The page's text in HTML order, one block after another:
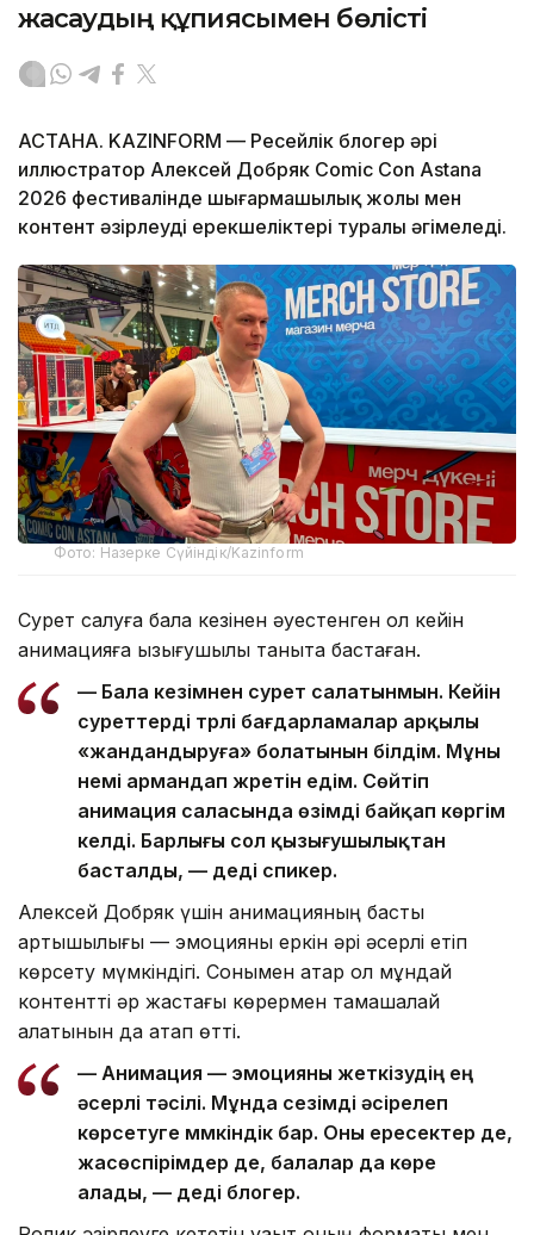
жасаудың құпиясымен бөлісті
АСТАНА. KAZINFORM — Ресейлік блогер әрі
иллюстратор Алексей Добряк Comic Con Astana
2026 фестивалінде шығармашылық жолы мен
контент әзірлеудің ерекшеліктері туралы әңгімеледі.
Фото: Назерке Сүйіндік/Kazinform
Сурет салуға бала кезінен әуестенген ол кейін
анимацияға қызығушылық таныта бастаған.
— Бала кезімнен сурет салатынмын. Кейін
суреттерді түрлі бағдарламалар арқылы
«жандандыруға» болатынын білдім. Мұны
үнемі армандап жүретін едім. Сөйтіп
анимация саласында өзімді байқап көргім
келді. Барлығы сол қызығушылықтан
басталды, — деді спикер.
Алексей Добряк үшін анимацияның басты
артықшылығы — эмоцияны еркін әрі әсерлі етіп
көрсету мүмкіндігі. Сонымен қатар ол мұндай
контентті әр жастағы көрермен тамашалай
алатынын да атап өтті.
— Анимация — эмоцияны жеткізудің ең
әсерлі тәсілі. Мұнда сезімді әсірелеп
көрсетуге мүмкіндік бар. Оны ересектер де,
жасөспірімдер де, балалар да көре
алады, — деді блогер.